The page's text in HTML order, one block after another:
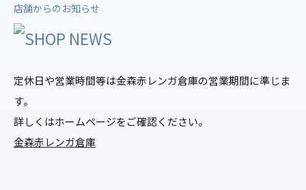
店舗からのお知らせ
定休日や営業時間等は金森赤レンガ倉庫の営業期間に準じま
す。
詳しくはホームページをご確認ください。
金森赤レンガ倉庫